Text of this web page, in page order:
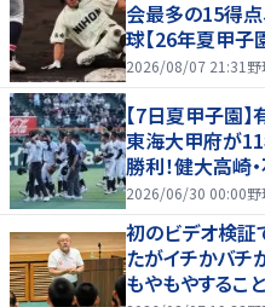
会最多の15得点
球【26年夏甲子
2026/08/07 21:31
【7日夏甲子園
東海大甲府が11
勝利！健大高崎
2026/06/30 00:00
初のビデオ検証
たがイチかバチ
もやもやするこ